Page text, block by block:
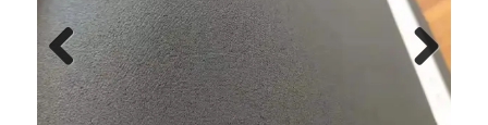
Previous Next